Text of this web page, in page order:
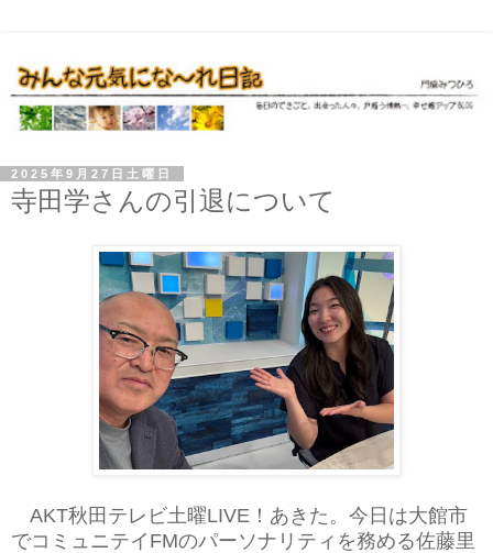
2025年9月27日土曜日
寺田学さんの引退について
AKT秋田テレビ土曜LIVE！あきた。今日は大館市
でコミュニテイFMのパーソナリティを務める佐藤里